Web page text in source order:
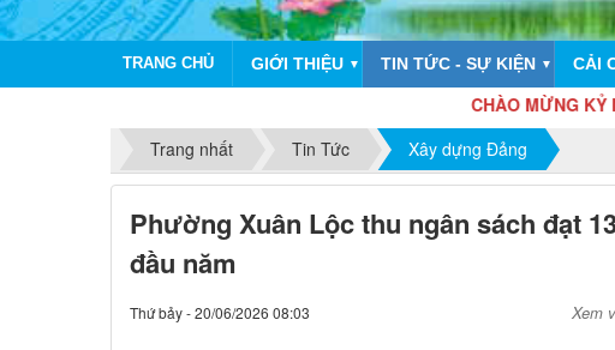
TRANG CHỦ GIỚI THIỆU ▼ TIN TỨC - SỰ KIỆN ▼ CẢI
CHÀO MỪNG KỶ NIỆM 81
Trang nhất
Tin Tức Xây dựng Đảng
Phường Xuân Lộc thu ngân sách đạt
đầu năm
Thứ bảy - 20/06/2026 08:03 Xem